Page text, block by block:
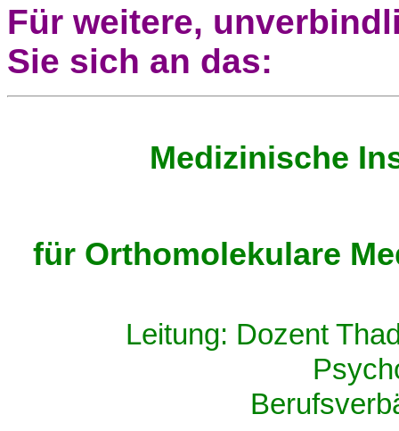
Für weitere,
Sie sich an das:
Medizinische
für Orthomolekulare
Leitung: Dozent